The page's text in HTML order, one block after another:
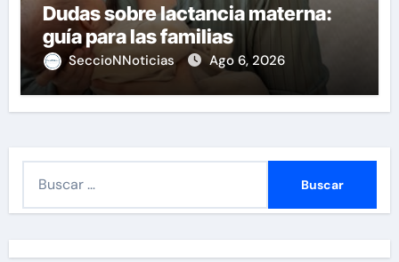
Dudas sobre lactancia materna:
guía para las familias
SeccioNNoticias Ago 6, 2026